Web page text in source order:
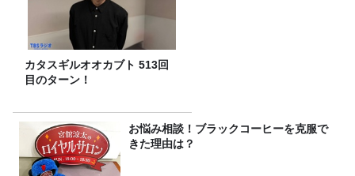
カタスギルオオカブト 513回
目のターン！
お悩み相談！ブラックコーヒーを克服で
きた理由は？